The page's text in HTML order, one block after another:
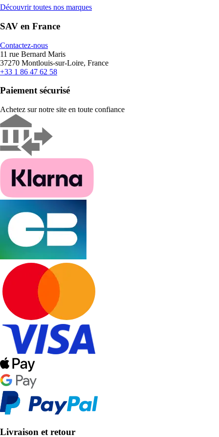
Découvrir toutes nos marques
SAV en France
Contactez-nous
11 rue Bernard Maris
37270 Montlouis-sur-Loire, France
+33 1 86 47 62 58
Paiement sécurisé
Achetez sur notre site en toute confiance
Livraison et retour